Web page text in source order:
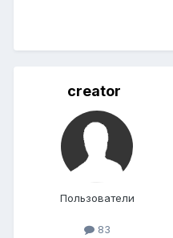
creator
Пользователи
83